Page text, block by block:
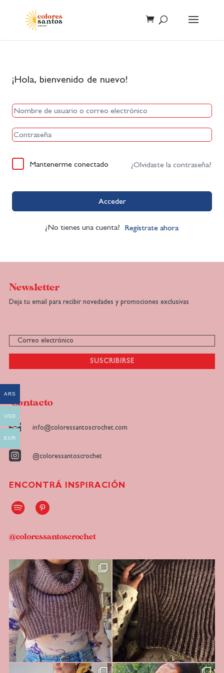
¡Hola, bienvenido de nuevo!
Mantenerme conectado ¿Olvidaste la contraseña?
Acceder
¿No tienes una cuenta? Regístrate ahora
Newsletter
Deja tu email para recibir novedades y promociones exclusivas
SUSCRIBIRSE
Contacto
 info@coloressantoscrochet.com
 @coloressantoscrochet
ENCONTRÁ INSPIRACIÓN
@coloressantoscrochet
ARS
USD
EUR